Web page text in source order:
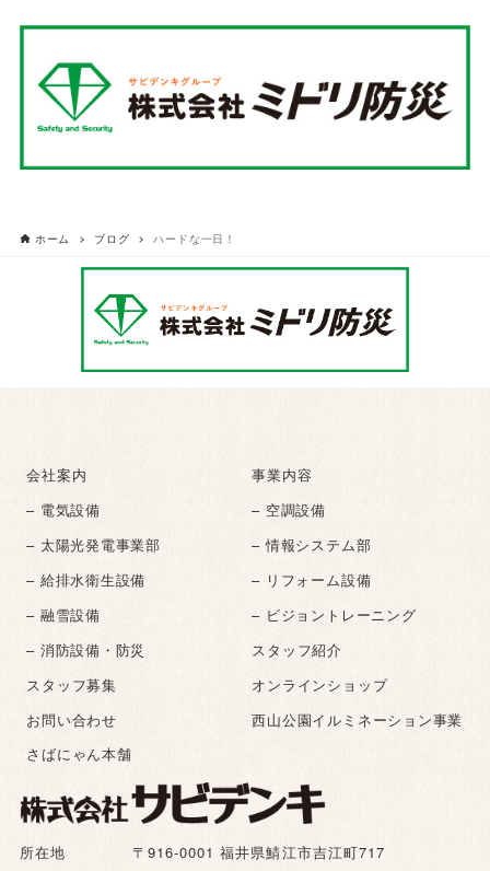
ホーム ブログ ハードな一日！
所在地
〒916-0001 福井県鯖江市吉江町717
会社案内
事業内容
– 電気設備
– 空調設備
– 太陽光発電事業部
– 情報システム部
– 給排水衛生設備
– リフォーム設備
– 融雪設備
– ビジョントレーニング
– 消防設備・防災
スタッフ紹介
スタッフ募集
オンラインショップ
お問い合わせ
西山公園イルミネーション事業
さばにゃん本舗